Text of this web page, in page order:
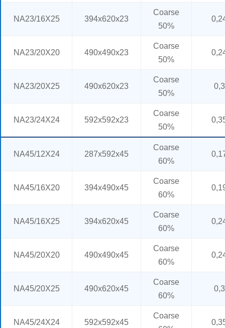
NA23/16X25 394x620x23
Coarse
50%
NA23/20X20 490x490x23
Coarse
50%
NA23/20X25 490x620x23
Coarse
50%
0,3
NA23/24X24 592x592x23
Coarse
50%
NA45/12X24 287x592x45
Coarse
60%
NA45/16X20 394x490x45
Coarse
60%
NA45/16X25 394x620x45
Coarse
60%
NA45/20X20 490x490x45
Coarse
60%
NA45/20X25 490x620x45
Coarse
60%
0,3
NA45/24X24 592x592x45
Coarse